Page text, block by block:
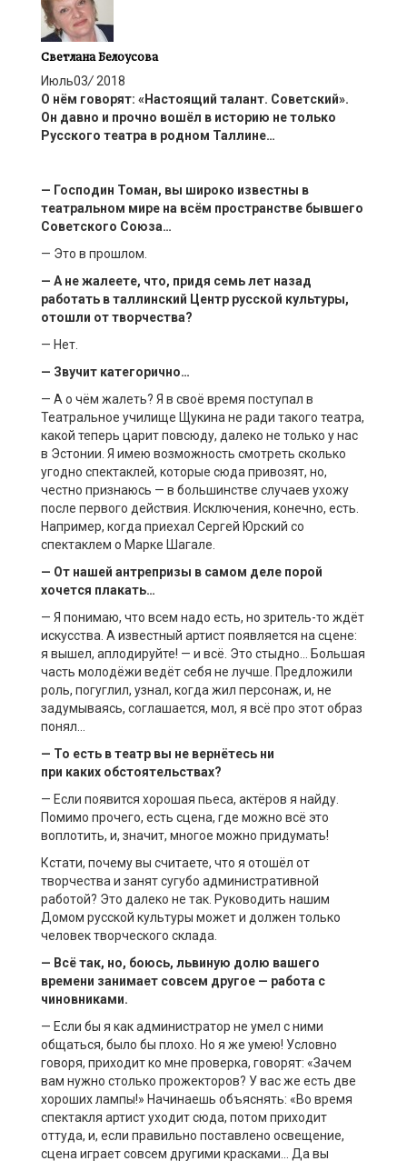
Светлана Белоусова
Июль03/2018
О нём говорят: «Настоящий талант. Советский».
Он давно и прочно вошёл в историю не только
Русского театра в родном Таллине…
— Господин Томан, вы широко известны в
театральном мире на всём пространстве бывшего
Советского Союза…
— Это в прошлом.
— А не жалеете, что, придя семь лет назад
работать вталлинский Центр русской культуры,
отошли от творчества?
— Нет.
— Звучит категорично…
— А о чём жалеть? Я в своё время поступал в
Театральное училище Щукина не ради такого театра,
какой теперь царит повсюду, далеко не только у нас
в Эстонии. Я имею возможность смотреть сколько
угодно спектаклей, которые сюда привозят, но,
честно признаюсь — в большинстве случаев ухожу
после первого действия. Исключения, конечно, есть.
Например, когда приехал Сергей Юрский со
спектаклем о Марке Шагале.
— От нашей антрепризы в самом деле порой
хочется плакать…
— Я понимаю, что всем надо есть, но зритель-то ждёт
искусства. А известный артист появляется на сцене:
я вышел, аплодируйте! — и всё. Это стыдно… Большая
часть молодёжи ведёт себя не лучше. Предложили
роль, погуглил, узнал, когда жил персонаж, и, не
задумываясь, соглашается, мол, я всё про этот образ
понял…
— То есть втеатр вы не вернётесь ни
при каких обстоятельствах?
— Если появится хорошая пьеса, актёров я найду.
Помимо прочего, есть сцена, где можно всё это
воплотить, и, значит, многое можно придумать!
Кстати, почему вы считаете, что я отошёл от
творчества и занят сугубо административной
работой? Это далеко не так. Руководить нашим
Домом русской культуры может и должен только
человек творческого склада.
— Всё так, но, боюсь, львиную долю вашего
времени занимает совсем другое — работа с
чиновниками.
— Если бы я как администратор не умел с ними
общаться, было бы плохо. Но я же умею! Условно
говоря, приходит ко мне проверка, говорят: «Зачем
вам нужно столько прожекторов? У вас же есть две
хороших лампы!» Начинаешь объяснять: «Во время
спектакля артист уходит сюда, потом приходит
оттуда, и, если правильно поставлено освещение,
сцена играет совсем другими красками… Да вы